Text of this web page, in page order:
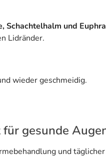
Schachtelhalm und
Lidränder.
wieder geschmeidig.
gesunde
und